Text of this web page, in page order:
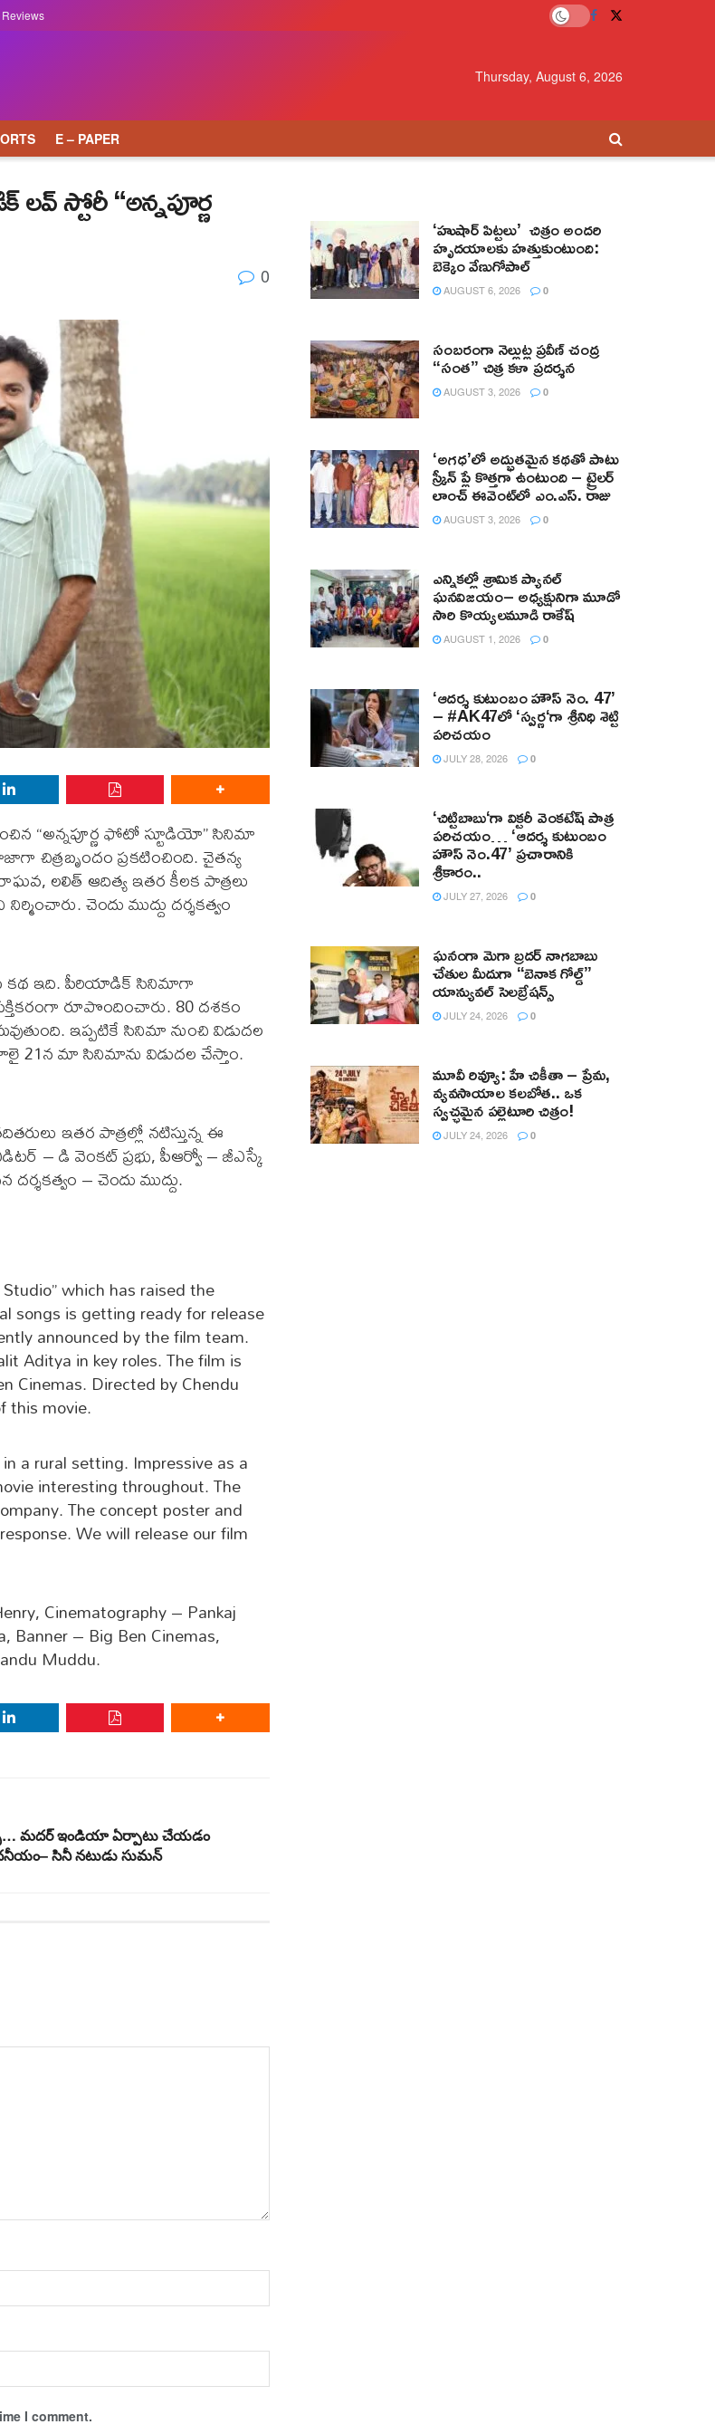
Reviews
Thursday, August 6, 2026
E – PAPER
లవ్ స్టోరీ “అన్నపూర్ణ
0
“అన్నపూర్ణ ఫోటో స్టూడియో” సినిమా
చిత్రబృందం ప్రకటించింది. చైతన్య
లలిత్ ఆదిత్య ఇతర కీలక పాత్రలు
చెందు ముద్దు దర్శకత్వం
కథ ఇది. పీరియాడిక్ సినిమాగా
రూపొందించారు. 80 దశకం
ఇప్పటికే సినిమా నుంచి విడుదల
21న మా సినిమాను విడుదల చేస్తాం.
ఇతర పాత్రల్లో నటిస్తున్న ఈ
– డి వెంకట్ ప్రభు, పీఆర్వో – జీఎస్కే
– చెందు ముద్దు.
which has raised the
songs is getting ready for release
announced by the film team.
Aditya in key roles. The film is
Cinemas. Directed by Chendu
this movie.
a rural setting. Impressive as a
interesting throughout. The
The concept poster and
We will release our film
Cinematography – Pankaj
Banner – Big Ben Cinemas,
Muddu.
మదర్‌ ఇండియా ఏర్పాటు చేయడం
సినీ నటుడు సుమన్‌
I comment.
‘హుషార్‌ పిట్టలు’ చిత్రం అందరి
హృదయాలకు హత్తుకుంటుంది:
బెక్కెం వేణుగోపాల్‌
AUGUST 6, 2026 0
సంబరంగా నెల్లుట్ల ప్రవీణ్ చంద్ర
“సంత” చిత్ర కళా ప్రదర్శన
AUGUST 3, 2026 0
‘అగధ’లో అద్భుతమైన కథతో పాటు
స్క్రీన్ ప్లే కొత్తగా ఉంటుంది – ట్రైలర్
లాంచ్ ఈవెంట్‌లో ఎం.ఎస్. రాజు
AUGUST 3, 2026 0
ఎన్నికల్లో శ్రామిక ప్యానల్‌
ఘనవిజయం– అధ్యక్షునిగా మూడో
సారి కొయ్యలమూడి రాకేష్‌
AUGUST 1, 2026 0
‘ఆదర్శ కుటుంబం హౌస్ నెం. 47’
– #AK47లో ‘స్వర్ణ‘గా శ్రీనిధి శెట్టి
పరిచయం
JULY 28, 2026 0
‘చిట్టిబాబు‘గా విక్టరీ వెంకటేష్ పాత్ర
పరిచయం… ‘ఆదర్శ కుటుంబం
హౌస్ నెం.47’ ప్రచారానికి
శ్రీకారం..
JULY 27, 2026 0
ఘనంగా మెగా బ్రదర్ నాగబాబు
చేతుల మీదుగా “బెనాక గోల్డ్”
యాన్యువల్ సెలబ్రేషన్స్
JULY 24, 2026 0
మూవీ రివ్యూ: హే చికీతా – ప్రేమ,
వ్యవసాయాల కలబోత.. ఒక
స్వచ్ఛమైన పల్లెటూరి చిత్రం!
JULY 24, 2026 0